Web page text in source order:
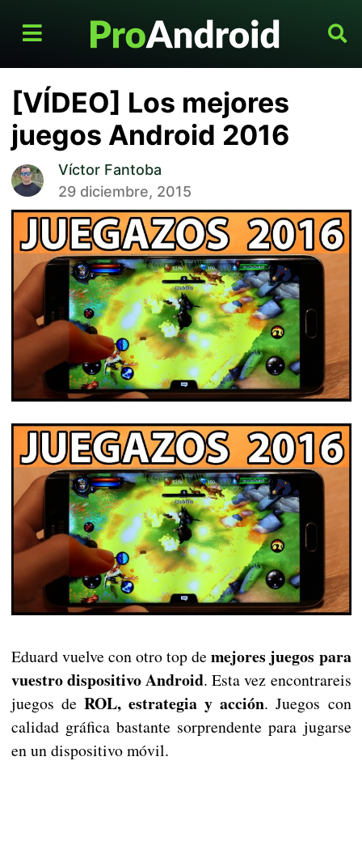
[VÍDEO] Los mejores
juegos Android 2016
Víctor Fantoba
29 diciembre, 2015
Eduard vuelve con otro top demejores juegos para
vuestro dispositivo Android. Esta vez encontrareis
juegos de ROL, estrategia y acción. Juegos con
calidad gráfica bastante sorprendente para jugarse
en un dispositivo móvil.